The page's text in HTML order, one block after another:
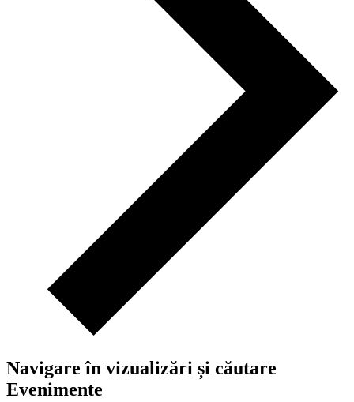
Navigare în vizualizări și căutare
Evenimente